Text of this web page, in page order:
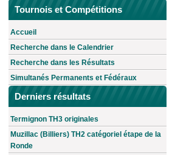
Tournois et Compétitions
Accueil
Recherche dans le Calendrier
Recherche dans les Résultats
Simultanés Permanents et Fédéraux
Derniers résultats
Termignon TH3 originales
Muzillac (Billiers) TH2 catégoriel étape de la
Ronde